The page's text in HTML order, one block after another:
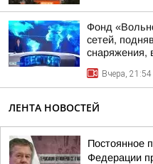
Фонд
сетей,
снаряжения,
Вчера, 21:54
ЛЕНТА НОВОСТЕЙ
Постоянное
Федерации